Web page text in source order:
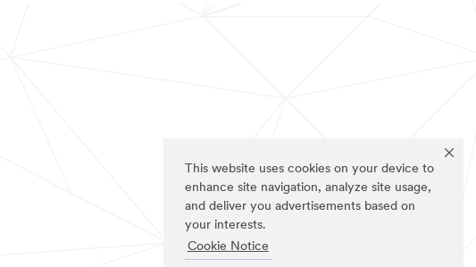
This website uses cookies on your device to
enhance site navigation, analyze site usage,
and deliver you advertisements based on
your interests.
Cookie Notice